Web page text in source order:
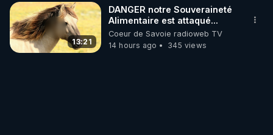
13:21
DANGER notre Souveraineté
Alimentaire est attaqué...
Coeur de Savoie radioweb TV
14 hours ago
345 views